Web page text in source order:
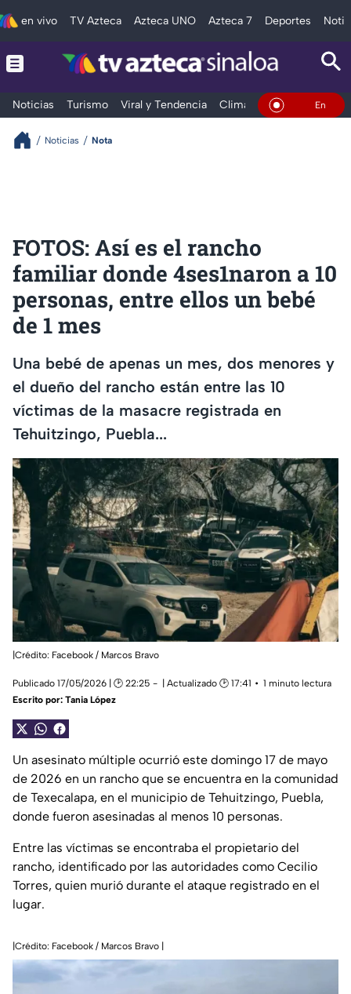
en vivo TV Azteca Azteca UNO Azteca 7 Deportes
Noticias Turismo Viral y Tendencia Clima Deportes En Vivo
Noticias Nota
FOTOS: Así es el rancho
familiar donde 4ses1naron a 10
personas, entre ellos un bebé
de 1 mes
Una bebé de apenas un mes, dos menores y
el dueño del rancho están entre las 10
víctimas de la masacre registrada en
Tehuitzingo, Puebla...
|Crédito: Facebook / Marcos Bravo
Publicado 17/05/2026 | 🕑 22:25 | Actualizado 🕑 17:41
1 minuto lectura
Escrito por: Tania López
Un asesinato múltiple ocurrió este domingo 17 de mayo
de 2026 en un rancho que se encuentra en la comunidad
de Texecalapa, en el municipio de Tehuitzingo, Puebla,
donde fueron asesinadas al menos 10 personas.
Entre las víctimas se encontraba el propietario del
rancho, identificado por las autoridades como Cecilio
Torres, quien murió durante el ataque registrado en el
lugar.
|Crédito: Facebook / Marcos Bravo |